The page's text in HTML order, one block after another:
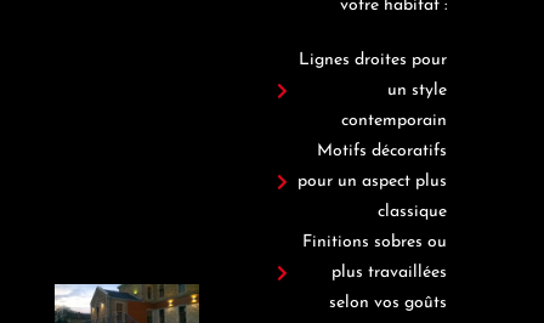
votre habitat :
Lignes droites pour
un style
contemporain
Motifs décoratifs
pour un aspect plus
classique
Finitions sobres ou
plus travaillées
selon vos goûts